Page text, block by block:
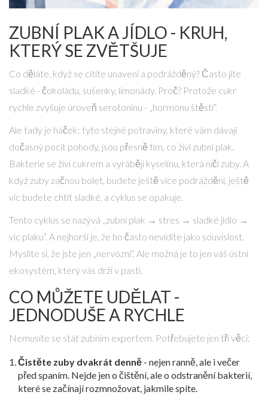
ZUBNÍ PLAK A JÍDLO - KRUH,
KTERÝ SE ZVĚTŠUJE
Co děláte, když se cítíte unavení a podrážděný? Často jíte
sladké - čokoládu, sušenky, limonády. Proč? Protože cukr
rychle zvyšuje úroveň serotoninu - „hormonu štěstí“.
Ale tady je háček: tyto stejné potraviny, které vám dávají
dočasný pocit pohody, jsou přesně tím, co živí zubní plak.
Bakterie se živí cukrem a vyrábějí kyselinu, která ničí zuby. A
když zuby začnou bolet, budete ještě více podráždění, ještě
víc budete chtít sladké, a cyklus se opakuje.
Tento cyklus se nazývá „zubní plak → stres → sladké jídlo →
víc plaku“. A nejhorší je, že ho často nevidíte jako souvislost.
Myslíte si, že jste jen „nervózní“. Ale možná je to jen váš ústní
ekosystém, který vás drží v pasti.
CO MŮŽETE UDĚLAT -
JEDNODUŠE A RYCHLE
Nemusíte se stát zubním expertem. Potřebujete jen tři věci:
Čistěte zuby dvakrát denně - nejen ranně, ale i večer
před spaním. Nejde jen o čištění, ale o odstranění bakterií,
které se začínají rozmnožovat, jakmile spíte.